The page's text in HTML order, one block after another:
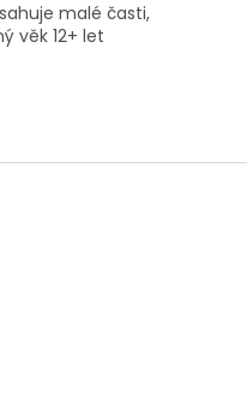
malé časti,
věk 12+ let